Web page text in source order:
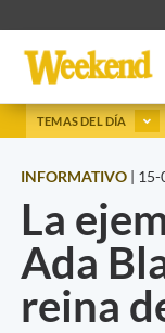
TEMAS DEL DÍA
INFORMATIVO | 15-
La
Ada
reina